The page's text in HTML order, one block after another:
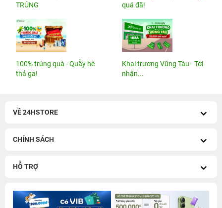
TRÚNG
quá đã!
100% trúng quà - Quẫy hè
thả ga!
Khai trương Vũng Tàu - Tới
nhận...
VỀ 24HSTORE
CHÍNH SÁCH
HỖ TRỢ